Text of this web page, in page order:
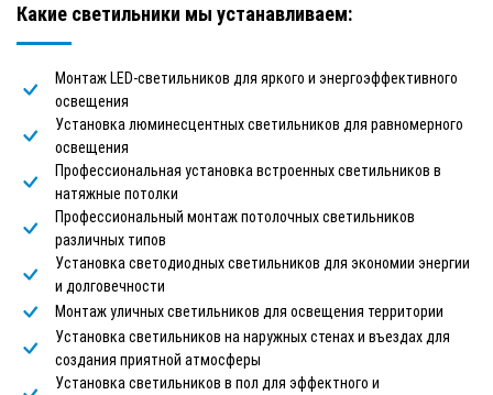
Какие светильники мы устанавливаем:
Монтаж LED-светильников для яркого и энергоэффективного
освещения
Установка люминесцентных светильников для равномерного
освещения
Профессиональная установка встроенных светильников в
натяжные потолки
Профессиональный монтаж потолочных светильников
различных типов
Установка светодиодных светильников для экономии энергии
и долговечности
Монтаж уличных светильников для освещения территории
Установка светильников на наружных стенах и въездах для
создания приятной атмосферы
Установка светильников в пол для эффектного и